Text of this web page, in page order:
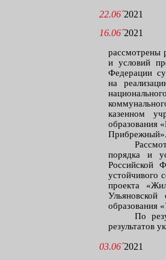
22.06´2021
16.06´2021
рассмотрены
и условий
Федерации
на
казенном
образования
Прибрежный».
порядка и
Российской
устойчивого
проекта
образования
По
результатов
03.06´2021